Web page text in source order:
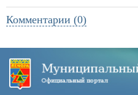
Комментарии (0)